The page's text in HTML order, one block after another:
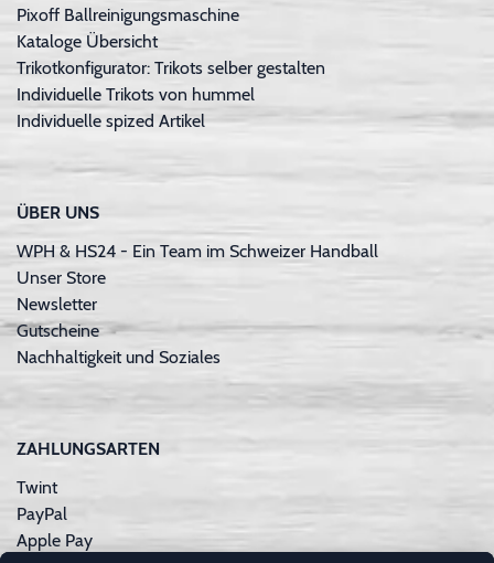
Pixoff Ballreinigungsmaschine
Kataloge Übersicht
Trikotkonfigurator: Trikots selber gestalten
Individuelle Trikots von hummel
Individuelle spized Artikel
ÜBER UNS
WPH & HS24 - Ein Team im Schweizer Handball
Unser Store
Newsletter
Gutscheine
Nachhaltigkeit und Soziales
ZAHLUNGSARTEN
Twint
PayPal
Apple Pay